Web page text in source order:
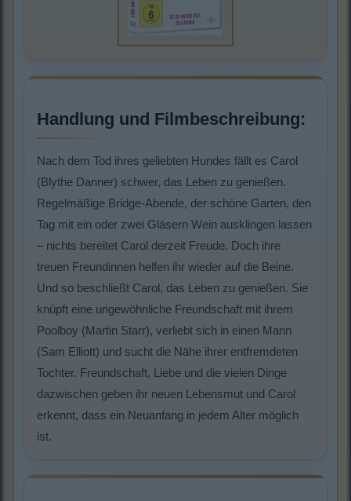
Handlung und Filmbeschreibung:
Nach dem Tod ihres geliebten Hundes fällt es Carol
(Blythe Danner) schwer, das Leben zu genießen.
Regelmäßige Bridge-Abende, der schöne Garten, den
Tag mit ein oder zwei Gläsern Wein ausklingen lassen
– nichts bereitet Carol derzeit Freude. Doch ihre
treuen Freundinnen helfen ihr wieder auf die Beine.
Und so beschließt Carol, das Leben zu genießen. Sie
knüpft eine ungewöhnliche Freundschaft mit ihrem
Poolboy (Martin Starr), verliebt sich in einen Mann
(Sam Elliott) und sucht die Nähe ihrer entfremdeten
Tochter. Freundschaft, Liebe und die vielen Dinge
dazwischen geben ihr neuen Lebensmut und Carol
erkennt, dass ein Neuanfang in jedem Alter möglich
ist.